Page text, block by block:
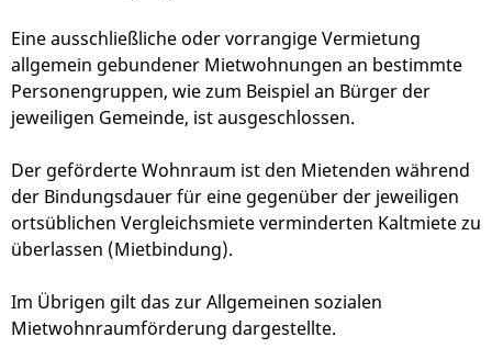
Eine ausschließliche oder vorrangige Vermietung
allgemein gebundener Mietwohnungen an bestimmte
Personengruppen, wie zum Beispiel an Bürger der
jeweiligen Gemeinde, ist ausgeschlossen.
Der geförderte Wohnraum ist den Mietenden während
der Bindungsdauer für eine gegenüber der jeweiligen
ortsüblichen Vergleichsmiete verminderten Kaltmiete zu
überlassen (Mietbindung).
Im Übrigen gilt das zur Allgemeinen sozialen
Mietwohnraumförderung dargestellte.